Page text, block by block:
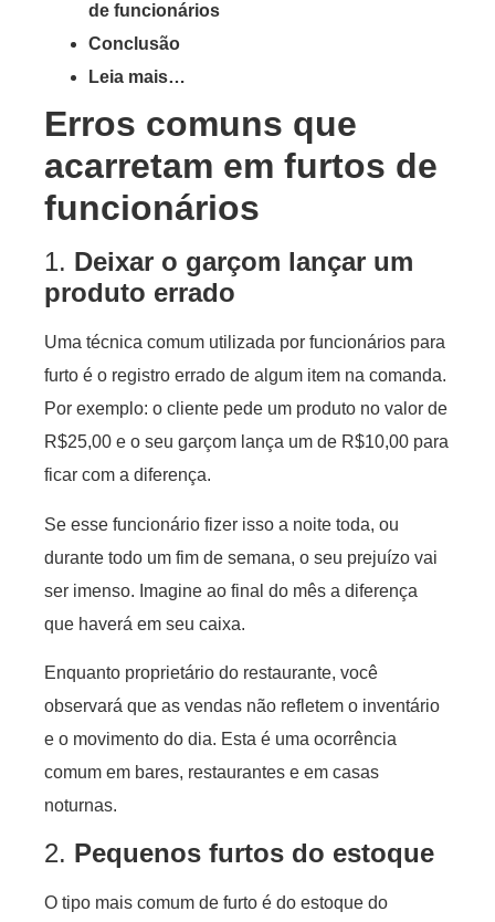
de funcionários
Conclusão
Leia mais…
Erros comuns que
acarretam em furtos de
funcionários
1. Deixar o garçom lançar um
produto errado
Uma técnica comum utilizada por funcionários para
furto é o registro errado de algum item na comanda.
Por exemplo: o cliente pede um produto no valor de
R$25,00 e o seu garçom lança um de R$10,00 para
ficar com a diferença.
Se esse funcionário fizer isso a noite toda, ou
durante todo um fim de semana, o seu prejuízo vai
ser imenso. Imagine ao final do mês a diferença
que haverá em seu caixa.
Enquanto proprietário do restaurante, você
observará que as vendas não refletem o inventário
e o movimento do dia. Esta é uma ocorrência
comum em bares, restaurantes e em casas
noturnas.
2. Pequenos furtos do estoque
O tipo mais comum de furto é do estoque do